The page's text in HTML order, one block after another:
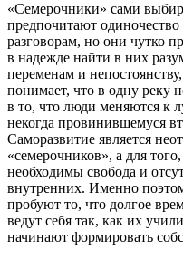
«Семерочники» сами
предпочитают
разговорам, но они чутко
в надежде найти в них
переменам и
понимает, что в одну реку
в то, что люди меняются к
некогда провинившемуся
Саморазвитие является
«семерочников», а для
необходимы свобода и
внутренних. Именно
пробуют то, что долгое
ведут себя так, как их
начинают формировать